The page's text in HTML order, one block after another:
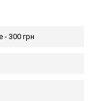
- 300 грн